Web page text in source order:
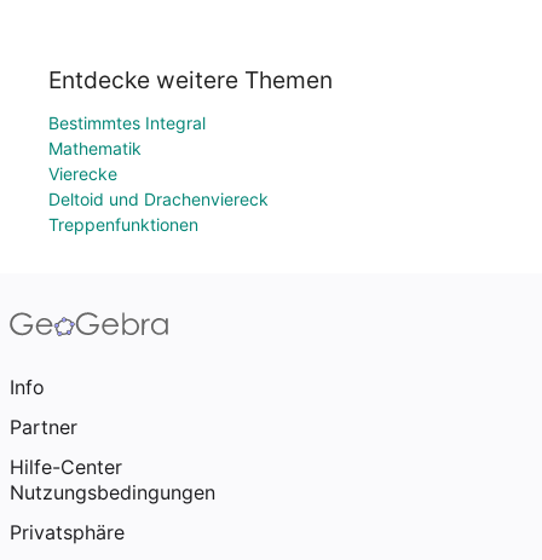
Entdecke weitere Themen
Bestimmtes Integral
Mathematik
Vierecke
Deltoid und Drachenviereck
Treppenfunktionen
Info
Partner
Hilfe-Center
Nutzungsbedingungen
Privatsphäre